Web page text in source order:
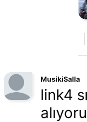
MusikiSalla
link4